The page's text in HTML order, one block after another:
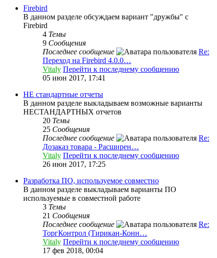
Firebird
В данном разделе обсуждаем вариант "дружбы" с
Firebird
4 Темы
9 Сообщения
Последнее сообщение
Re:
Переход на Firebird 4.0.0…
Vitaly Перейти к последнему сообщению
05 июн 2017, 17:41
НЕ стандартные отчеты
В данном разделе выкладываем возможные варианты
НЕСТАНДАРТНЫХ отчетов
20 Темы
25 Сообщения
Последнее сообщение
Re:
Дозаказ товара - Расширен…
Vitaly Перейти к последнему сообщению
26 июн 2017, 17:25
Разработка ПО, используемое совместно
В данном разделе выкладываем варианты ПО
используемые в совместной работе
3 Темы
21 Сообщения
Последнее сообщение
Re:
ТоргКонтрол (Тирикан-Конн…
Vitaly Перейти к последнему сообщению
17 фев 2018, 00:04